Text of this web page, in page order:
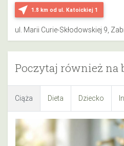
near_me 1.8 km od ul. Katoickiej 1
ul. Marii Curie-Skłodowskiej 9,
Poczytaj również na
Ciąża Dieta Dziecko